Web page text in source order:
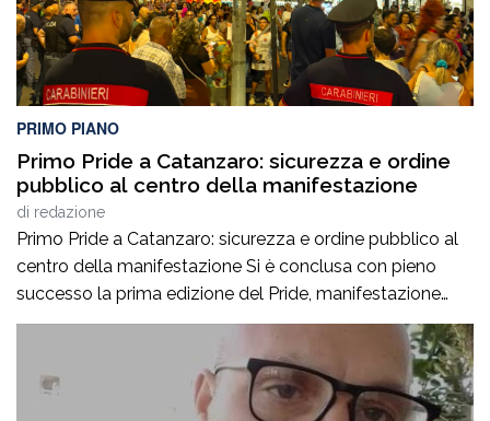
PRIMO PIANO
Primo Pride a Catanzaro: sicurezza e ordine
pubblico al centro della manifestazione
di redazione
Primo Pride a Catanzaro: sicurezza e ordine pubblico al
centro della manifestazione Si è conclusa con pieno
successo la prima edizione del Pride, manifestazione
accompagnata da un ricco programma di eventi
collaterali, tra cui AperiPride, presentazioni di libri, incontri
culturali, dibattiti, talk e momenti di confronto ospitati a
Catanzaro, con interventi e riflessioni dedicati ai […]